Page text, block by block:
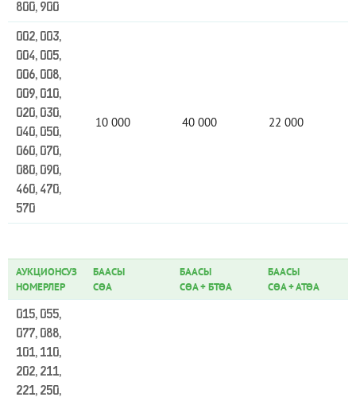
800, 900
002, 003,
004, 005,
006, 008,
009, 010,
020, 030,
040, 050,
060, 070,
080, 090,
460, 470,
570
10 000 40 000 22 000
АУКЦИОНСУЗ
НОМЕРЛЕР
БААСЫ
СӨА
БААСЫ
СӨА+БТӨА
БААСЫ
СӨА+АТӨА
015, 055,
077, 088,
101, 110,
202, 211,
221, 250,